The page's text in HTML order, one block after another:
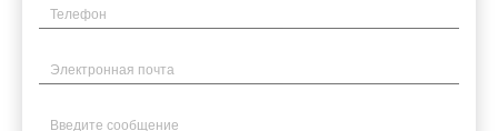
Телефон
Электронная почта
Введите сообщение